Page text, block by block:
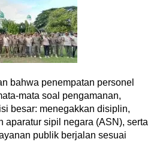
bahwa penempatan personel
mata soal pengamanan,
besar: menegakkan disiplin,
aparatur sipil negara (ASN), serta
publik berjalan sesuai